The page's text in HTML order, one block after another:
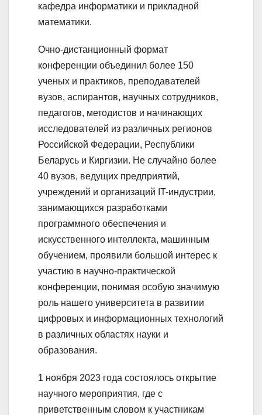
кафедра информатики и прикладной
математики.
Очно-дистанционный формат
конференции объединил более 150
ученых и практиков, преподавателей
вузов, аспирантов, научных сотрудников,
педагогов, методистов и начинающих
исследователей из различных регионов
Российской Федерации, Республики
Беларусь и Киргизии. Не случайно более
40 вузов, ведущих предприятий,
учреждений и организаций IT-индустрии,
занимающихся разработками
программного обеспечения и
искусственного интеллекта, машинным
обучением, проявили большой интерес к
участию в научно-практической
конференции, понимая особую значимую
роль нашего университета в развитии
цифровых и информационных технологий
в различных областях науки и
образования.
1 ноября 2023 года состоялось открытие
научного мероприятия, где с
приветственным словом к участникам